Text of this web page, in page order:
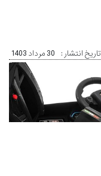
تاریخ انتشار : 30 مرداد 1403